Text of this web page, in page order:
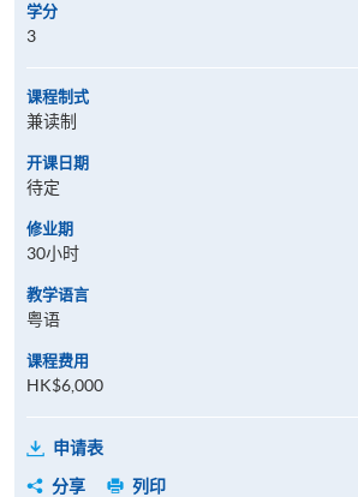
学分
3
课程制式
兼读制
开课日期
待定
修业期
30小时
教学语言
粤语
课程费用
HK$6,000
申请表
分享
列印